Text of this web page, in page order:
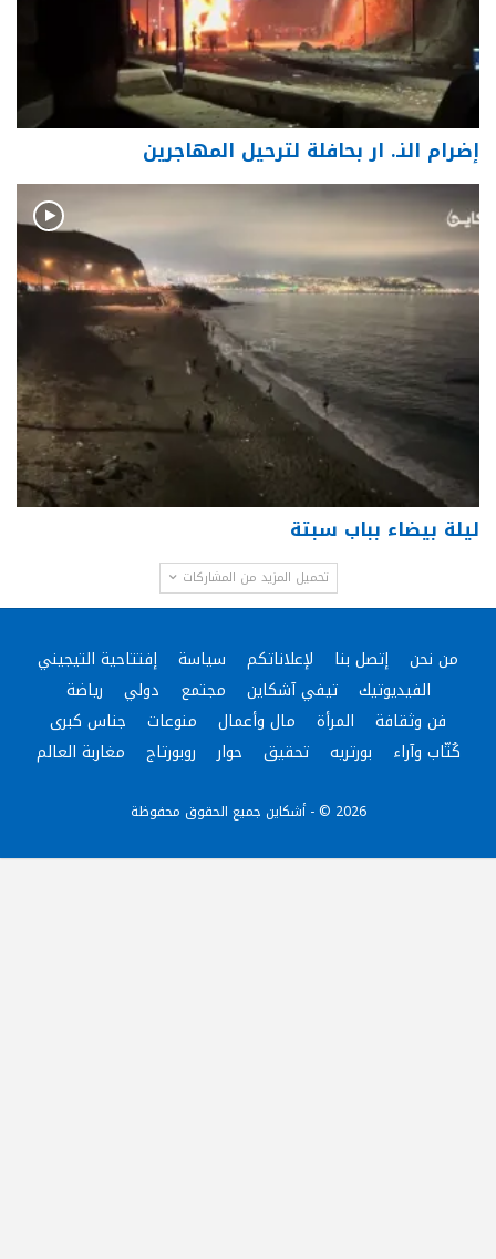
إضرام النـ. ار بحافلة لترحيل المهاجرين
ليلة بيضاء بباب سبتة
تحميل المزيد من المشاركات
من نحن إتصل بنا لإعلاناتكم سياسة
إفتتاحية التيجيني
الفيديوتيك
تيفي آشكاين مجتمع دولي
رياضة
فن وثقافة
المرأة مال وأعمال منوعات
جناس كبرى
كُتّاب وآراء
بورتريه تحقيق حوار روبورتاج مغاربة العالم
2026 © - أشكاين جميع الحقوق محفوظة